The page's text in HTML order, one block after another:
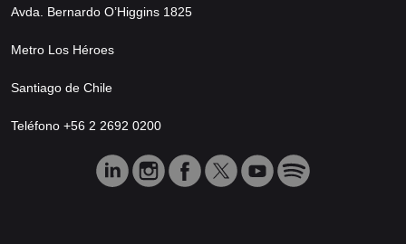
Avda. Bernardo O’Higgins 1825
Metro Los Héroes
Santiago de Chile
Teléfono +56 2 2692 0200